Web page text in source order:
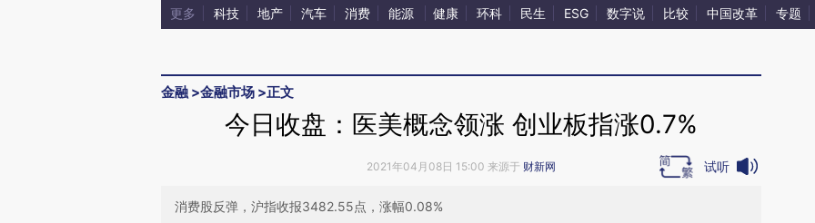
更多 科技 地产 汽车 消费 能源 健康 环科 民生 ESG 数字说 比较 中国改革 专题
金融 >金融市场 >正文
今日收盘：医美概念领涨 创业板指涨0.7%
2021年04月08日 15:00 来源于 财新网 试听
消费股反弹，沪指收报3482.55点，涨幅0.08%